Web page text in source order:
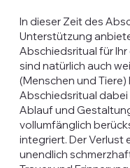
In dieser Zeit des
Unterstützung
Abschiedsritual für
sind natürlich auch
(Menschen und Tiere)
Abschiedsritual dabei
Ablauf und
vollumfänglich
integriert. Der Verlust
unendlich